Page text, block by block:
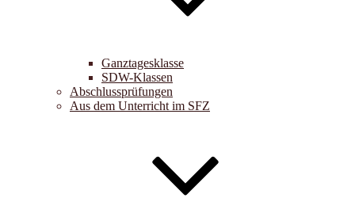
Ganztagesklasse
SDW-Klassen
Abschlussprüfungen
Aus dem Unterricht im SFZ